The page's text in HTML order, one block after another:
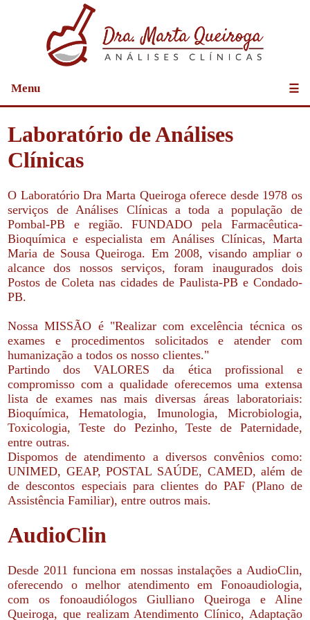
Menu ☰
Laboratório de Análises
Clínicas
O Laboratório Dra Marta Queiroga oferece desde 1978 os
serviços de Análises Clínicas a toda a população de
Pombal-PB e região. FUNDADO pela Farmacêutica-
Bioquímica e especialista em Análises Clínicas, Marta
Maria de Sousa Queiroga. Em 2008, visando ampliar o
alcance dos nossos serviços, foram inaugurados dois
Postos de Coleta nas cidades de Paulista-PB e Condado-
PB.
Nossa MISSÃO é "Realizar com excelência técnica os
exames e procedimentos solicitados e atender com
humanização a todos os nosso clientes."
Partindo dos VALORES da ética profissional e
compromisso com a qualidade oferecemos uma extensa
lista de exames nas mais diversas áreas laboratoriais:
Bioquímica, Hematologia, Imunologia, Microbiologia,
Toxicologia, Teste do Pezinho, Teste de Paternidade,
entre outras.
Dispomos de atendimento a diversos convênios como:
UNIMED, GEAP, POSTAL SAÚDE, CAMED, além de
de descontos especiais para clientes do PAF (Plano de
Assistência Familiar), entre outros mais.
AudioClin
Desde 2011 funciona em nossas instalações a AudioClin,
oferecendo o melhor atendimento em Fonoaudiologia,
com os fonoaudiólogos Giulliano Queiroga e Aline
Queiroga, que realizam Atendimento Clínico, Adaptação